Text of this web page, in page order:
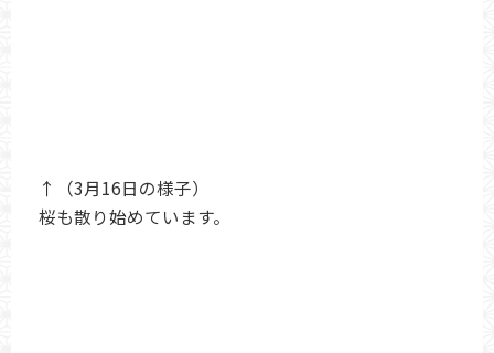
↑（3月16日の様子）
桜も散り始めています。